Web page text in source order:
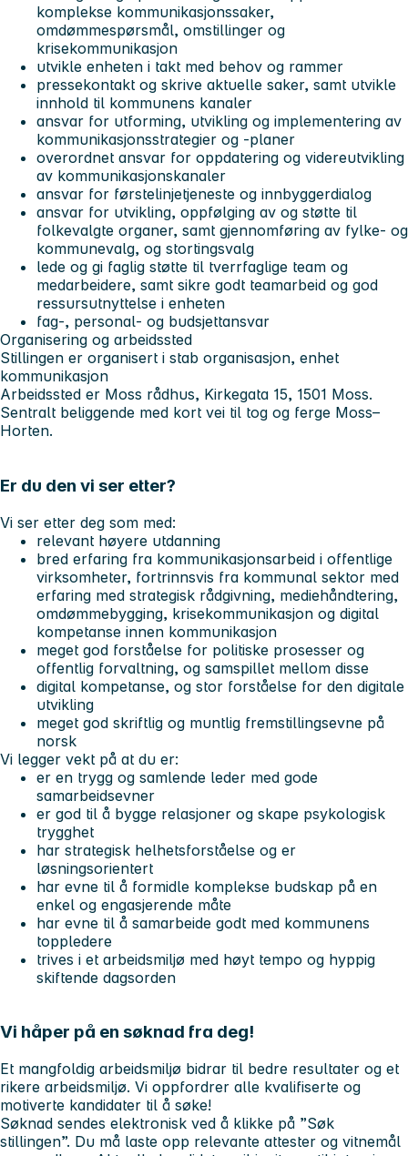
komplekse kommunikasjonssaker,
omdømmespørsmål, omstillinger og
krisekommunikasjon
utvikle enheten i takt med behov og rammer
pressekontakt og skrive aktuelle saker, samt utvikle
innhold til kommunens kanaler
ansvar for utforming, utvikling og implementering av
kommunikasjonsstrategier og -planer
overordnet ansvar for oppdatering og videreutvikling
av kommunikasjonskanaler
ansvar for førstelinjetjeneste og innbyggerdialog
ansvar for utvikling, oppfølging av og støtte til
folkevalgte organer, samt gjennomføring av fylke- og
kommunevalg, og stortingsvalg
lede og gi faglig støtte til tverrfaglige team og
medarbeidere, samt sikre godt teamarbeid og god
ressursutnyttelse i enheten
fag-, personal- og budsjettansvar
Organisering og arbeidssted
Stillingen er organisert i stab organisasjon, enhet
kommunikasjon
Arbeidssted er Moss rådhus, Kirkegata 15, 1501 Moss.
Sentralt beliggende med kort vei til tog og ferge Moss–
Horten.
Er du den vi ser etter?
Vi ser etter deg som med:
relevant høyere utdanning
bred erfaring fra kommunikasjonsarbeid i offentlige
virksomheter, fortrinnsvis fra kommunal sektor med
erfaring med strategisk rådgivning, mediehåndtering,
omdømmebygging, krisekommunikasjon og digital
kompetanse innen kommunikasjon
meget god forståelse for politiske prosesser og
offentlig forvaltning, og samspillet mellom disse
digital kompetanse, og stor forståelse for den digitale
utvikling
meget god skriftlig og muntlig fremstillingsevne på
norsk
Vi legger vekt på at du er:
er en trygg og samlende leder med gode
samarbeidsevner
er god til å bygge relasjoner og skape psykologisk
trygghet
har strategisk helhetsforståelse og er
løsningsorientert
har evne til å formidle komplekse budskap på en
enkel og engasjerende måte
har evne til å samarbeide godt med kommunens
toppledere
trives i et arbeidsmiljø med høyt tempo og hyppig
skiftende dagsorden
Vi håper på en søknad fra deg!
Et mangfoldig arbeidsmiljø bidrar til bedre resultater og et
rikere arbeidsmiljø. Vi oppfordrer alle kvalifiserte og
motiverte kandidater til å søke!
Søknad sendes elektronisk ved å klikke på ”Søk
stillingen”. Du må laste opp relevante attester og vitnemål